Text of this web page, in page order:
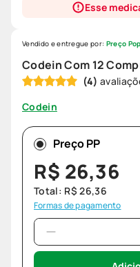
Esse
Codein Com 12
(4)
Codein
Vendido e entregue por: Preço
Preço PP
R$ 26,36
Total: R$ 26,36
Formas de pagamento